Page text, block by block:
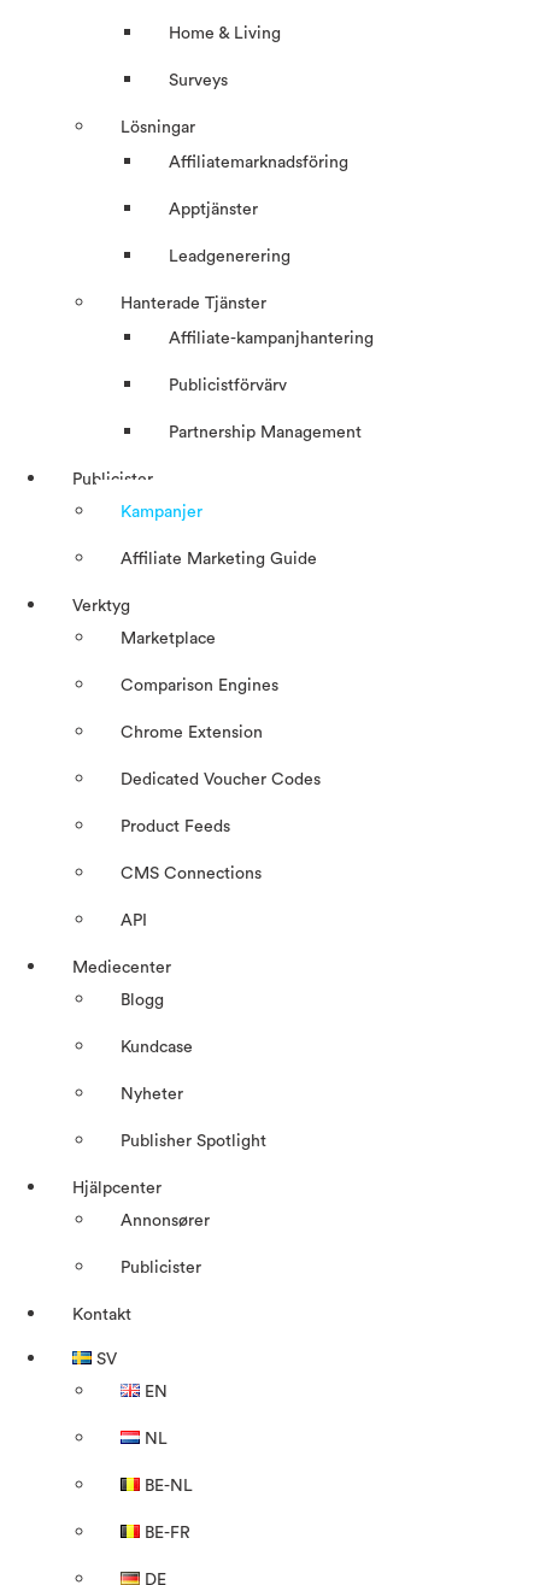
Home & Living
Surveys
Lösningar
Affiliatemarknadsföring
Apptjänster
Leadgenerering
Hanterade Tjänster
Affiliate-kampanjhantering
Publicistförvärv
Partnership Management
Publicister
Kampanjer
Affiliate Marketing Guide
Verktyg
Marketplace
Comparison Engines
Chrome Extension
Dedicated Voucher Codes
Product Feeds
CMS Connections
API
Mediecenter
Blogg
Kundcase
Nyheter
Publisher Spotlight
Hjälpcenter
Annonsører
Publicister
Kontakt
SV
EN
NL
BE-NL
BE-FR
DE